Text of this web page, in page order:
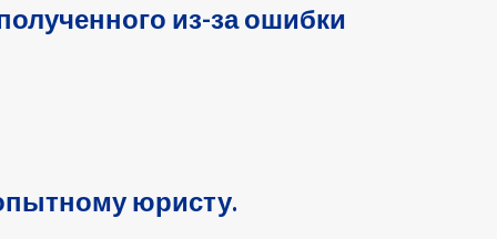
из-за ошибки
юристу.